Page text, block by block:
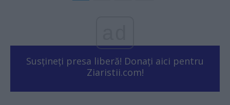
Susțineți presa liberă! Donați aici pentru
Ziaristii.com!